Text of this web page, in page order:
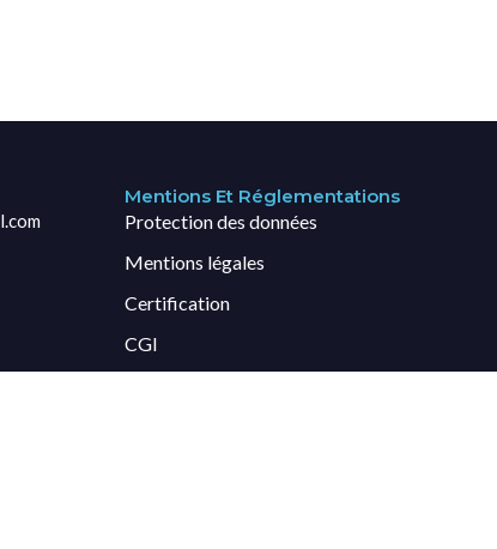
Mentions Et Réglementations
Protection des données
Mentions légales
Certification
CGI